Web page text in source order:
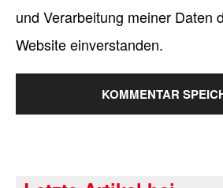
und Verarbeitung meiner Daten
Website einverstanden.